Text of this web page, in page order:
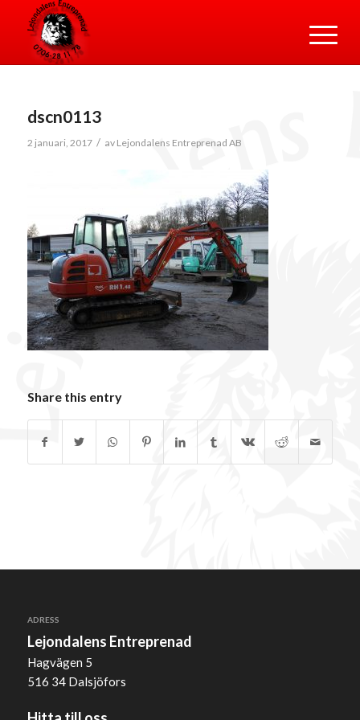
dscn0113
2 januari, 2017 / av Lejondalens Entreprenad AB
Share this entry
ADRESS
Lejondalens Entreprenad
Hagvägen 5
516 34 Dalsjöfors